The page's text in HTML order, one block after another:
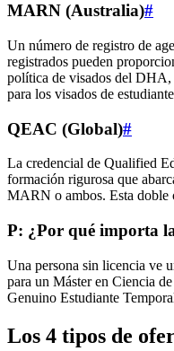
MARN (Australia)#
Un número de registro de
registrados pueden
política de visados del DHA,
para los visados de
QEAC (Global)#
La credencial de Qualified
formación rigurosa que
MARN o ambos. Esta doble
P: ¿Por qué importa
Una persona sin licencia ve
para un Máster en Ciencia
Genuino Estudiante
Los 4 tipos de